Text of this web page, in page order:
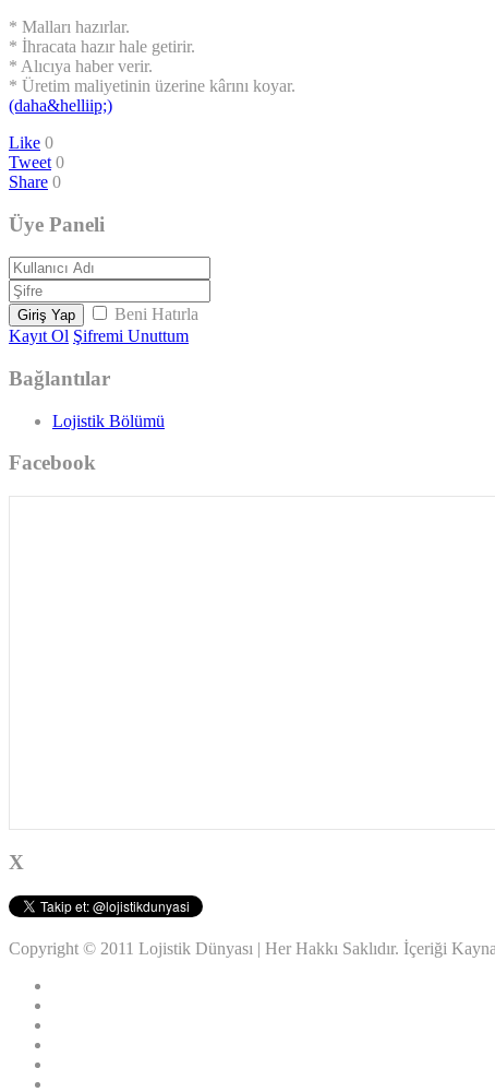
* Malları hazırlar.
* İhracata hazır hale getirir.
* Alıcıya haber verir.
* Üretim maliyetinin üzerine kârını koyar.
(daha&helliip;)
Like 0
Tweet 0
Share 0
Üye Paneli
Giriş Yap
Beni Hatırla
Kayıt Ol Şifremi Unuttum
Bağlantılar
Lojistik Bölümü
Facebook
X
Copyright © 2011 Lojistik Dünyası | Her Hakkı Saklıdır. İçeriği